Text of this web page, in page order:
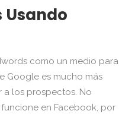
Usando
como un medio para
Google es mucho más
a los prospectos. No
en Facebook, por